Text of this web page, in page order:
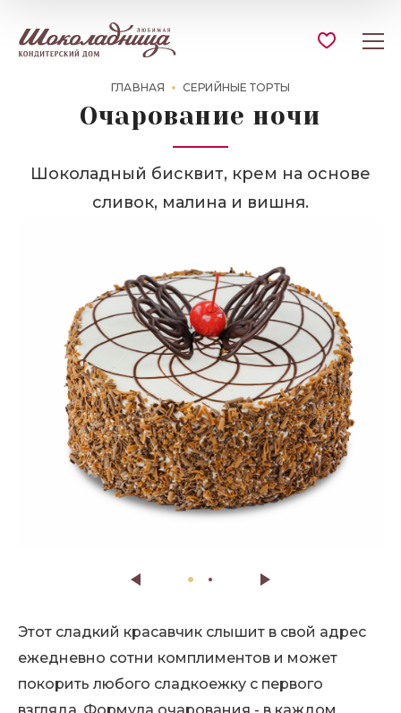
ГЛАВНАЯ СЕРИЙНЫЕ ТОРТЫ
Очарование ночи
Шоколадный бисквит, крем на основе
сливок, малина и вишня.
Этот сладкий красавчик слышит в свой адрес
ежедневно сотни комплиментов и может
покорить любого сладкоежку с первого